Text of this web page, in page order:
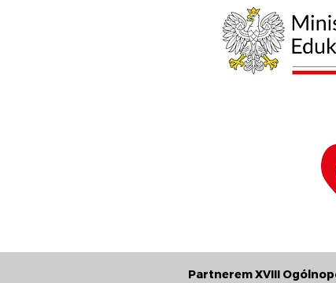
Partnerem XVIII